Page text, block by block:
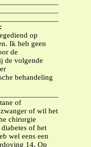
op
Ik heb geen
de
de volgende
behandeling
of
of wil het
chirurgie
of het
wel eens een
14. Op